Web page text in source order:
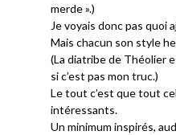
merde ».)
Je voyais donc pas quoi
Mais chacun son style
(La diatribe de Théolier
si c’est pas mon truc.)
Le tout c’est que tout
intéressants.
Un minimum inspirés,